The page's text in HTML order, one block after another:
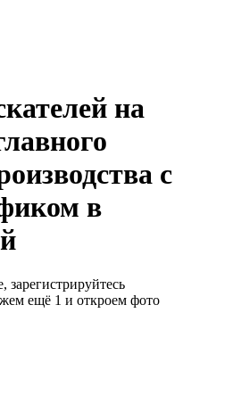
на
с
в
зарегистрируйтесь
ещё 1 и откроем фото